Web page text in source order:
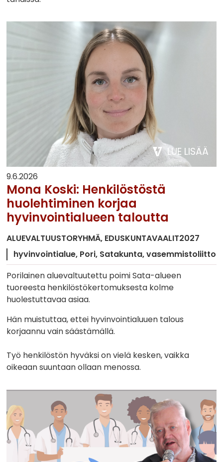
LUE LISÄÄ
9.6.2026
Mona Koski: Henkilöstöstä
huolehtiminen korjaa
hyvinvointialueen taloutta
ALUEVALTUUSTORYHMÄ EDUSKUNTAVAALIT2027
hyvinvointialue Pori Satakunta vasemmistoliitto
Porilainen aluevaltuutettu poimi Sata-alueen
tuoreesta henkilöstökertomuksesta kolme
huolestuttavaa asiaa.
Hän muistuttaa, ettei hyvinvointialuuen talous
korjaannu vain säästämällä.
Työ henkilöstön hyväksi on vielä kesken, vaikka
oikeaan suuntaan ollaan menossa.